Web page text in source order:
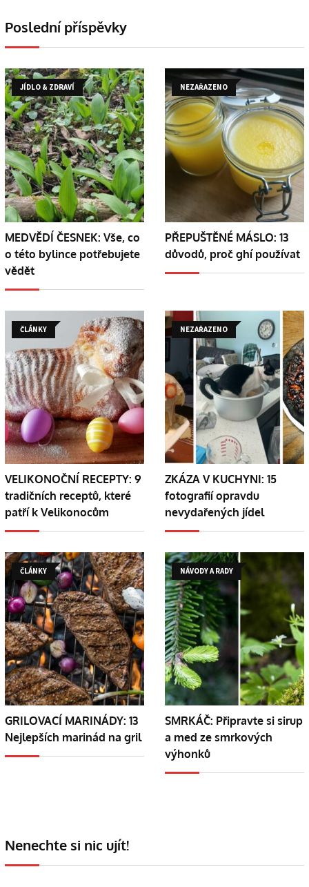
Poslední příspěvky
JÍDLO & ZDRAVÍ
MEDVĚDÍ ČESNEK: Vše, co
o této bylince potřebujete
vědět
NEZAŘAZENO
PŘEPUŠTĚNÉ MÁSLO: 13
důvodů, proč ghí používat
ČLÁNKY
VELIKONOČNÍ RECEPTY: 9
tradičních receptů, které
patří k Velikonocům
NEZAŘAZENO
ZKÁZA V KUCHYNI: 15
fotografií opravdu
nevydařených jídel
ČLÁNKY
GRILOVACÍ MARINÁDY: 13
Nejlepších marinád na gril
NÁVODY A RADY
SMRKÁČ: Připravte si sirup
a med ze smrkových
výhonků
Nenechte si nic ujít!